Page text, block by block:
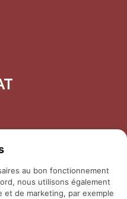
au bon fonctionnement
nous utilisons également
et de marketing, par exemple